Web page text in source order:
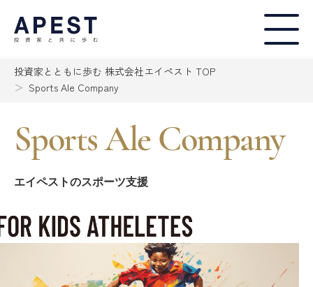
投資家とともに歩む 株式会社エイペスト TOP
Sports Ale Company
Sports Ale Company
エイペストのスポーツ支援